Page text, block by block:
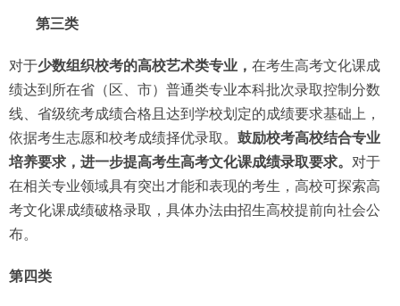
第三类
对于少数组织校考的高校艺术类专业， 在考生高考文化课成
绩达到所在省（区、市）普通类专业本科批次录取控制分数
线、省级统考成绩合格且达到学校划定的成绩要求基础上，
依据考生志愿和校考成绩择优录取。 鼓励校考高校结合专业
培养要求，进一步提高考生高考文化课成绩录取要求。 对于
在相关专业领域具有突出才能和表现的考生，高校可探索高
考文化课成绩破格录取，具体办法由招生高校提前向社会公
布。
第四类